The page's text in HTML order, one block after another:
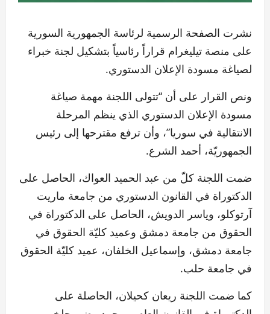
نشرت الصفحة الرسمية لرئاسة الجمهورية السورية
على منصة تيليغرام قراراً رئاسياً بتشكيل لجنة خبراء
لصياغة مسودة الإعلان الدستوري.
ونص القرار على أن “تتولى اللجنة مهمة صياغة
مسودة الإعلان الدستوري الذي ينظم المرحلة
الانتقالية في سوريا”، وأن ترفع مقترحها إلى رئيس
الجمهوريّة، أحمد الشرع.
ضمت اللجنة كلّ من عبد الحميد العواك، الحاصل على
الدكتوراة في القانون الدستوري من جامعة ماريت
آرتوكلو، وياسر الدويش، الحاصل على الدكتوراة في
الحقوق من جامعة دمشق وعميد كليّة الحقوق في
جامعة دمشق، وإسماعيل الخلفان، عميد كليّة الحقوق
في جامعة حلب.
كما ضمت اللجنة ريعان كحيلان، الحاصلة على